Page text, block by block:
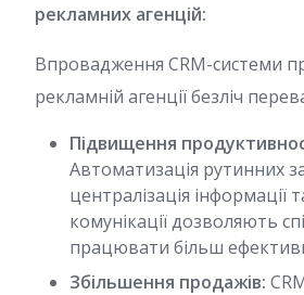
рекламних агенцій:
Впровадження CRM-системи
рекламній агенції безліч
Підвищення
Автоматизація рутинних
централізація інформації
комунікації дозволяють
працювати більш
Збільшення продажів: